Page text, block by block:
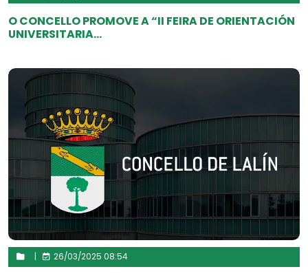
O CONCELLO PROMOVE A “II FEIRA DE ORIENTACIÓN
UNIVERSITARIA...
26/03/2025 08:54